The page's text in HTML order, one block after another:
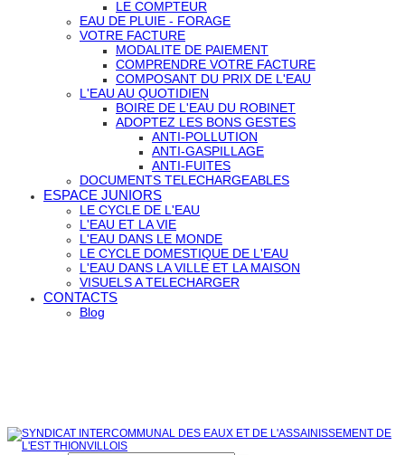
LE COMPTEUR
EAU DE PLUIE - FORAGE
VOTRE FACTURE
MODALITE DE PAIEMENT
COMPRENDRE VOTRE FACTURE
COMPOSANT DU PRIX DE L'EAU
L'EAU AU QUOTIDIEN
BOIRE DE L'EAU DU ROBINET
ADOPTEZ LES BONS GESTES
ANTI-POLLUTION
ANTI-GASPILLAGE
ANTI-FUITES
DOCUMENTS TELECHARGEABLES
ESPACE JUNIORS
LE CYCLE DE L'EAU
L'EAU ET LA VIE
L'EAU DANS LE MONDE
LE CYCLE DOMESTIQUE DE L'EAU
L'EAU DANS LA VILLE ET LA MAISON
VISUELS A TELECHARGER
CONTACTS
Blog